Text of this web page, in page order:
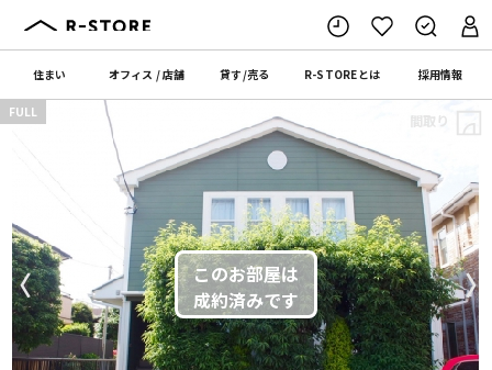
住まい オフィス /店舗 貸す/売る R-STOREとは 採用情報
〈 〉
FULL 間取り